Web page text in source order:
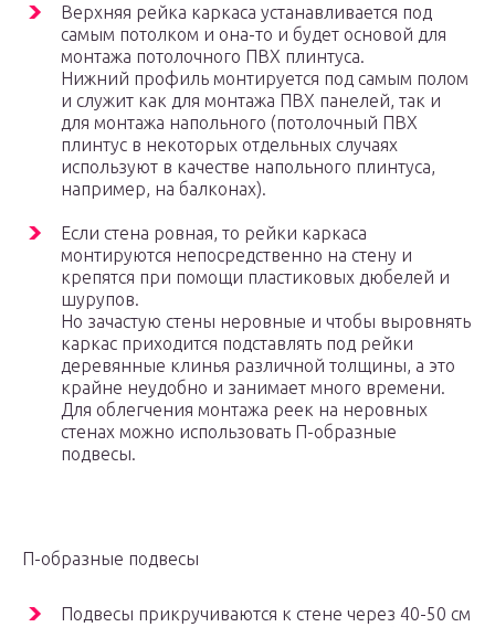
Верхняя рейка каркаса устанавливается под
самым потолком и она-то и будет основой для
монтажа потолочного ПВХ плинтуса.
Нижний профиль монтируется под самым полом
и служит как для монтажа ПВХ панелей, так и
для монтажа напольного (потолочный ПВХ
плинтус в некоторых отдельных случаях
используют в качестве напольного плинтуса,
например, на балконах).
Если стена ровная, то рейки каркаса
монтируются непосредственно на стену и
крепятся при помощи пластиковых дюбелей и
шурупов.
Но зачастую стены неровные и чтобы выровнять
каркас приходится подставлять под рейки
деревянные клинья различной толщины, а это
крайне неудобно и занимает много времени.
Для облегчения монтажа реек на неровных
стенах можно использовать П-образные
подвесы.
П-образные подвесы
Подвесы прикручиваются к стене через 40-50 см